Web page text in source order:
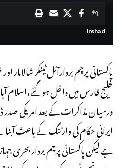
irshad
پاکستانی پرچم بردارآئل ٹینکر شالامار
خلیج فارس میں داخل ہوگئے،اسلام
درمیان مذاکرات کے بعد امریکی
ایرانی حکام کی وارننگ کے باعث
ہے لیکن پاکستانی پرچم بردار بحری